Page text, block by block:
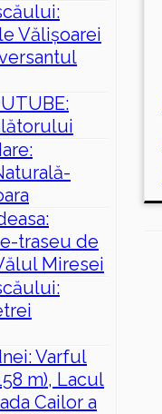
Vălișoarei
traseu de
Miresei
Varful
m), Lacul
Cailor a